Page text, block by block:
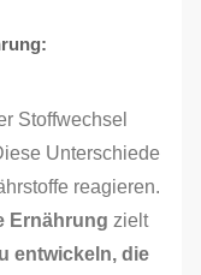
Stoffwechsel
Unterschiede
reagieren.
Ernährung zielt
entwickeln, die